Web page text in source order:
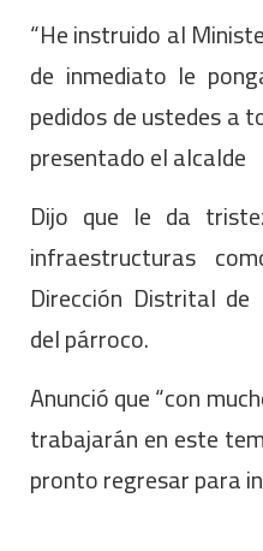
“He instruido al
de inmediato le
pedidos de ustedes a
presentado el alcalde
Dijo que le da
infraestructuras
Dirección Distrital
del párroco.
Anunció que “con
trabajarán en este
pronto regresar para